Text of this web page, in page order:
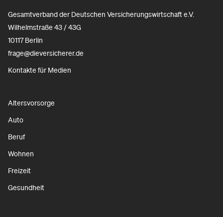
Gesamtverband der Deutschen Versicherungswirtschaft e.V.
Wilhelmstraße 43 / 43G
10117 Berlin
frage@dieversicherer.de
Kontakte für Medien
Altersvorsorge
Auto
Beruf
Wohnen
Freizeit
Gesundheit